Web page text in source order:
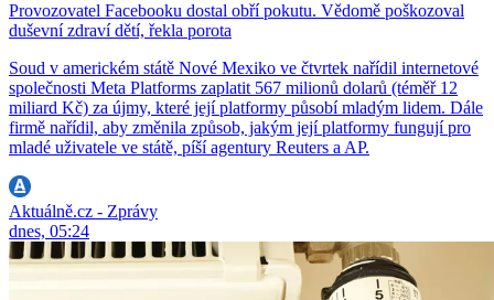
Provozovatel Facebooku dostal obří pokutu. Vědomě poškozoval
duševní zdraví dětí, řekla porota
Soud v americkém státě Nové Mexiko ve čtvrtek nařídil internetové
společnosti Meta Platforms zaplatit 567 milionů dolarů (téměř 12
miliard Kč) za újmy, které její platformy působí mladým lidem. Dále
firmě nařídil, aby změnila způsob, jakým její platformy fungují pro
mladé uživatele ve státě, píší agentury Reuters a AP.
Aktuálně.cz - Zprávy
dnes, 05:24